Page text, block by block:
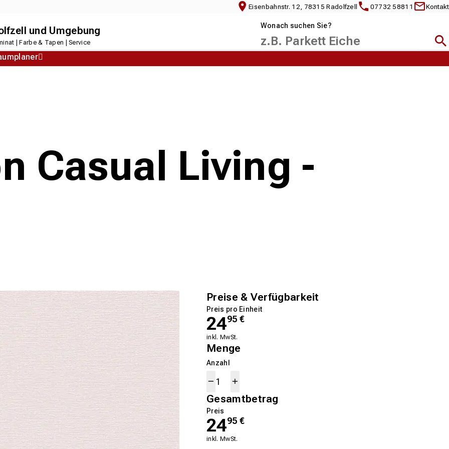
Eisenbahnstr. 12, 78315 Radolfzell 07732 58811 Kontakt
und Umgebung
| Farbe & Tapen | Service
Wonach suchen Sie?
Casual Living -
Preise & Verfügbarkeit
Preis pro Einheit
2495 €
inkl. MwSt.
Menge
Anzahl
Gesamtbetrag
Preis
2495 €
inkl. MwSt.